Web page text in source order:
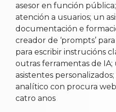
asesor en función
atención a usuarios; un
documentación e
creador de ‘prompts’
para escribir instrucións
outras ferramentas de
asistentes
analítico con procura
catro anos